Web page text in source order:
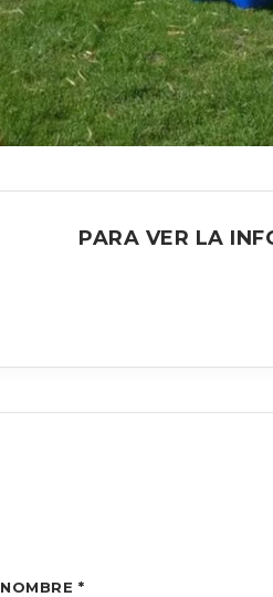
PARA VER LA
NOMBRE *